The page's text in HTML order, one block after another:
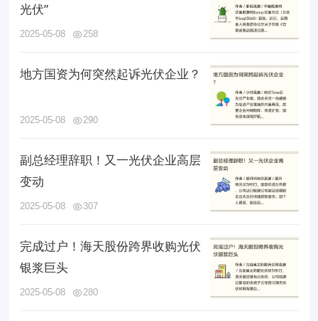
光伏”
2025-05-08 258
地方国资为何突然起诉光伏企业？
2025-05-08 290
副总经理辞职！又一光伏企业高层
变动
2025-05-08 307
完成过户！海天股份跨界收购光伏
银浆巨头
2025-05-08 280